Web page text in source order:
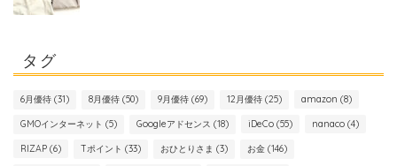
タグ
6月優待 (31) 8月優待 (50) 9月優待 (69) 12月優待 (25) amazon (8)
GMOインターネット (5) Googleアドセンス (18) iDeCo (55) nanaco (4)
RIZAP (6) Tポイント (33) おひとりさま (3) お金 (146)